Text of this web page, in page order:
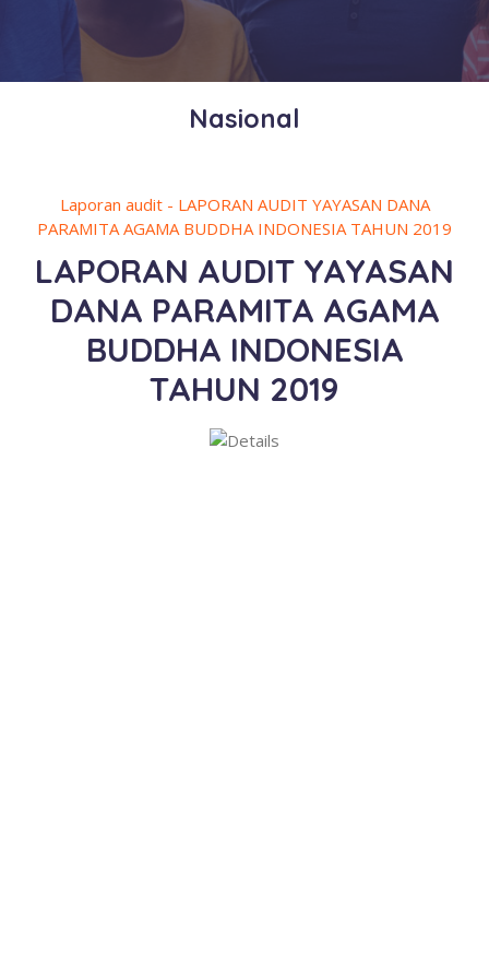
Nasional
Laporan audit - LAPORAN AUDIT YAYASAN DANA
PARAMITA AGAMA BUDDHA INDONESIA TAHUN 2019
LAPORAN AUDIT YAYASAN
DANA PARAMITA AGAMA
BUDDHA INDONESIA
TAHUN 2019